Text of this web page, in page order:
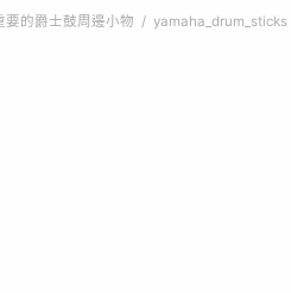
的爵士鼓周邊小物 yamaha_drum_sticks